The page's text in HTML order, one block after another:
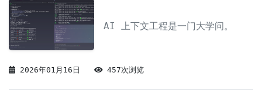
AI 上下文工程是一门大学问。
2026年01月16日 457次浏览